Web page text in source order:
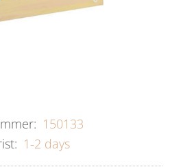
150133
1-2 days